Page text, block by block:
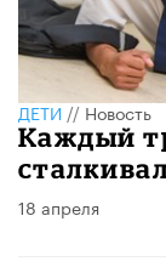
ДЕТИ//Новость
Каждый
18 апреля